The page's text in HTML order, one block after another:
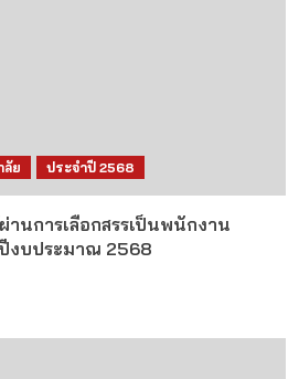
ลัย ประจำปี 2568
นการเลือกสรรเป็นพนักงาน
ปีงบประมาณ 2568